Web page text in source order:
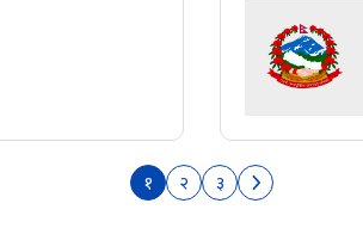
१ २ ३